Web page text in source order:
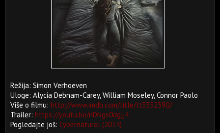
Režija: Simon Verhoeven
Uloge: Alycia Debnam-Carey, William Moseley, Connor Paolo
Više o filmu: http://www.imdb.com/title/tt3352390/
Trailer: https://youtu.be/nDNgs0dgjj4
Pogledajte još: Cybernatural (2014)